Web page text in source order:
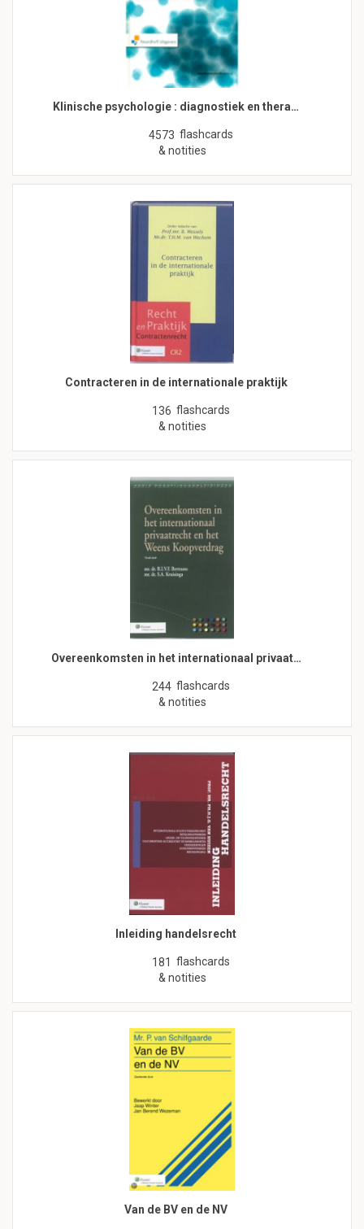
Klinische psychologie : diagnostiek en thera…
4573 flashcards
& notities
Contracteren in de internationale praktijk
136 flashcards
& notities
Overeenkomsten in het internationaal privaat…
244 flashcards
& notities
Inleiding handelsrecht
181 flashcards
& notities
Van de BV en de NV